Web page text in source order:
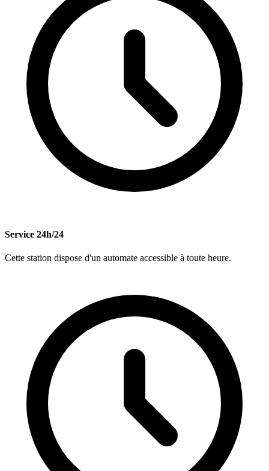
Service 24h/24
Cette station dispose d'un automate accessible à toute heure.